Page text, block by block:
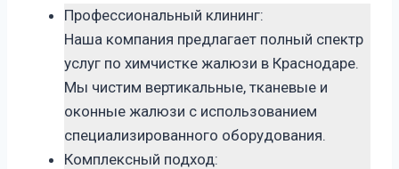
Профессиональный клининг:
Наша компания предлагает полный спектр
услуг по химчистке жалюзи в Краснодаре.
Мы чистим вертикальные, тканевые и
оконные жалюзи с использованием
специализированного оборудования.
Комплексный подход: